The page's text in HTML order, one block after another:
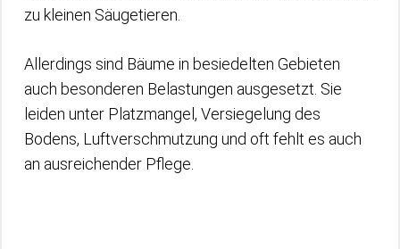
zu kleinen Säugetieren.
Allerdings sind Bäume in besiedelten Gebieten
auch besonderen Belastungen ausgesetzt. Sie
leiden unter Platzmangel, Versiegelung des
Bodens, Luftverschmutzung und oft fehlt es auch
an ausreichender Pflege.